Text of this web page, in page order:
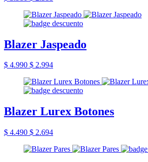
Blazer Jaspeado
$ 4.990 $ 2.994
Blazer Lurex Botones
$ 4.490 $ 2.694